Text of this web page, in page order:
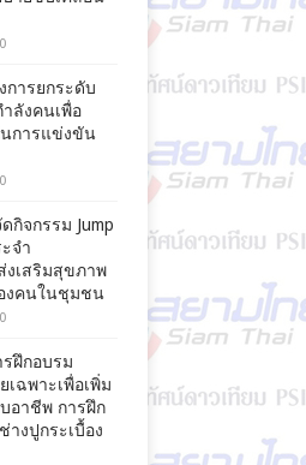
0
การยกระดับ
ลังคนเพื่อ
นการแข่งขัน
0
กิจกรรม Jump
จำ
เสริมสุขภาพ
งคนในชุมชน
0
ฝึกอบรม
เฉพาะเพื่อเพิ่ม
อาชีพ การฝึก
งปูกระเบื้อง